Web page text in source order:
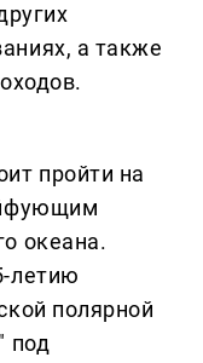
а также
пройти на
океана.
летию
полярной
под